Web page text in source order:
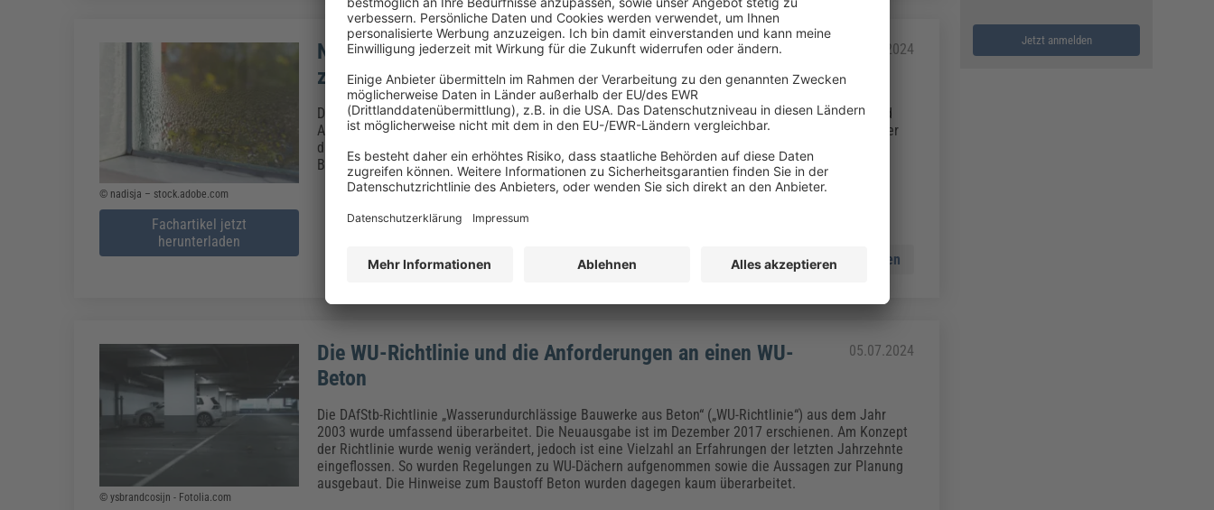
© nadisja – stock.adobe.com
Fachartikel jetzt
herunterladen
Neue DIN 4108-3: Das sind die wesentlichen Änderungen
zum klimabedingten Feuchteschutz
26.07.2024
Die Norm DIN 4108-3, die Anforderungen, Berechnungsverfahren und Hinweise für die Planung und
Ausführung zum klimabedingten Feuchteschutz definiert, wurde überarbeitet. Sie unterstützt Planer
dabei, durch die richtige Auswahl einer Konstruktion die Bildung von Tauwasser innerhalb eines
Bauteils zu verhindern. Das hat sich mit der Neufassung geändert.
Mehr lesen
© ysbrandcosijn - Fotolia.com
Die WU-Richtlinie und die Anforderungen an einen WU-
Beton
05.07.2024
Die DAfStb-Richtlinie „Wasserundurchlässige Bauwerke aus Beton“ („WU-Richtlinie“) aus dem Jahr
2003 wurde umfassend überarbeitet. Die Neuausgabe ist im Dezember 2017 erschienen. Am Konzept
der Richtlinie wurde wenig verändert, jedoch ist eine Vielzahl an Erfahrungen der letzten Jahrzehnte
eingeflossen. So wurden Regelungen zu WU-Dächern aufgenommen sowie die Aussagen zur Planung
ausgebaut. Die Hinweise zum Baustoff Beton wurden dagegen kaum überarbeitet.
Jetzt anmelden